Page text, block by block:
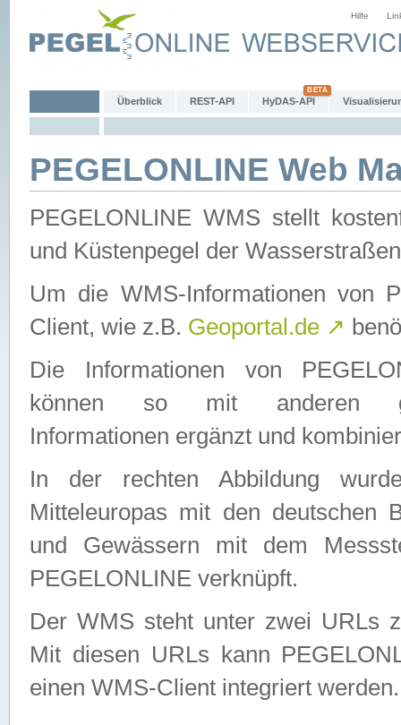
Hilfe
Überblick REST-API HyDAS-API
PEGELONLINE Web
PEGELONLINE WMS stellt
und Küstenpegel der
Um die WMS-Informationen von
Client, wie z.B. Geoportal.de ↗
Die Informationen von
können so mit anderen
Informationen ergänzt und
In der rechten Abbildung
Mitteleuropas mit den deutschen
und Gewässern mit dem
PEGELONLINE verknüpft.
Der WMS steht unter zwei URLs
Mit diesen URLs kann
einen WMS-Client integriert werden.